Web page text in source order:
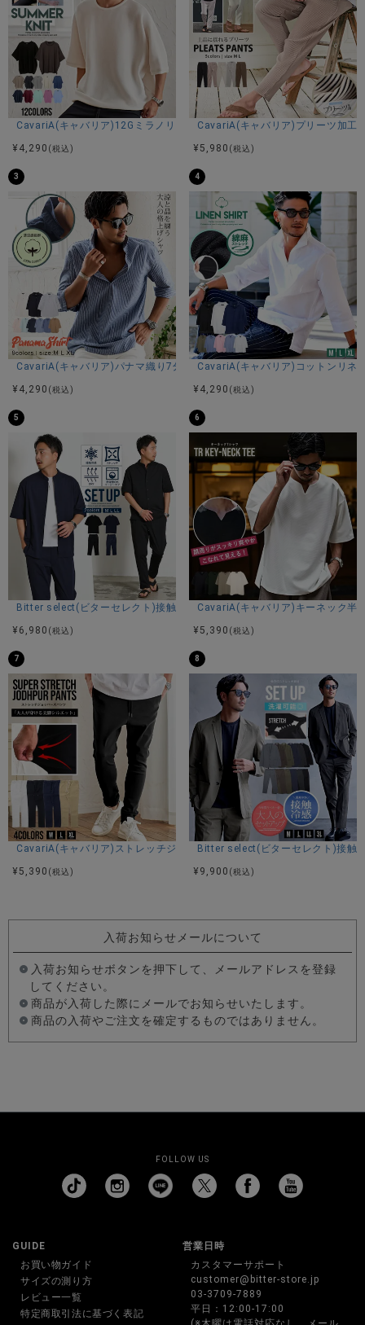
CavariA(キャバリア)12Gミラノリブクルーネックドルマンハーフスリー
¥ 4,290 (税込)
CavariA(キャバリア)プリーツ加工
¥ 5,980 (税込)
3
CavariA(キャバリア)パナマ織り7分袖カプリシャツ/全9色
¥ 4,290 (税込)
4
CavariA(キャバリア)コットンリネ
¥ 4,290 (税込)
5
Bitter select(ビターセレクト)接触冷感スーパーストレッチバンドカラー
¥ 6,980 (税込)
6
CavariA(キャバリア)キーネック半
¥ 5,390 (税込)
7
CavariA(キャバリア)ストレッチジョッパーパンツ/全4色
¥ 5,390 (税込)
8
Bitter select(ビターセレクト)接触
¥ 9,900 (税込)
入荷お知らせメールについて
入荷お知らせボタンを押下して、メールアドレスを登録
してください。
商品が入荷した際にメールでお知らせいたします。
商品の入荷やご注文を確定するものではありません。
FOLLOW US
GUIDE
お買い物ガイド
サイズの測り方
レビュー一覧
特定商取引法に基づく表記
営業日時
カスタマーサポート
customer@bitter-store.jp
03-3709-7889
平日：12:00-17:00